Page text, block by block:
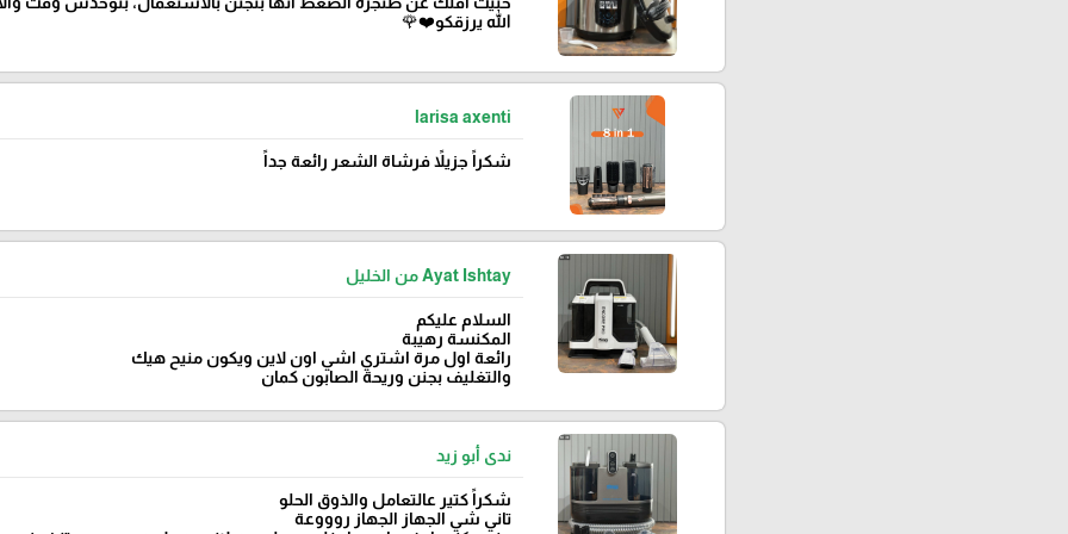
الله يرزقكو❤️🌹
larisa axenti
شكراً جزيلاً فرشاة الشعر رائعة جداً
Ayat Ishtay من الخليل
السلام عليكم
المكنسة رهيبة
رائعة اول مرة اشتري اشي اون لاين ويكون منيح هيك
والتغليف بجنن وريحة الصابون كمان
ندى أبو زيد
شكراً كتير عالتعامل والذوق الحلو
تاني شي الجهاز الجهاز روووعة